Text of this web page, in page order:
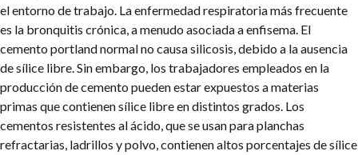
el entorno de trabajo. La enfermedad respiratoria más frecuente
es la bronquitis crónica, a menudo asociada a enfisema. El
cemento portland normal no causa silicosis, debido a la ausencia
de sílice libre. Sin embargo, los trabajadores empleados en la
producción de cemento pueden estar expuestos a materias
primas que contienen sílice libre en distintos grados. Los
cementos resistentes al ácido, que se usan para planchas
refractarias, ladrillos y polvo, contienen altos porcentajes de sílice